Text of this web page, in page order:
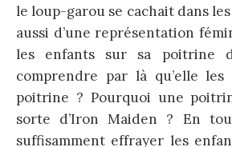
le loup-garou se cachait dans
aussi d’une représentation
les enfants sur sa poitrine
comprendre par là qu’elle
poitrine ? Pourquoi une
sorte d’Iron Maiden ? En
suffisamment effrayer les